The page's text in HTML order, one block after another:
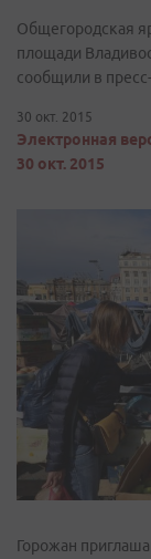
Общегородская
площади
сообщили в
30 окт. 2015
Электронная
30 окт. 2015
Горожан